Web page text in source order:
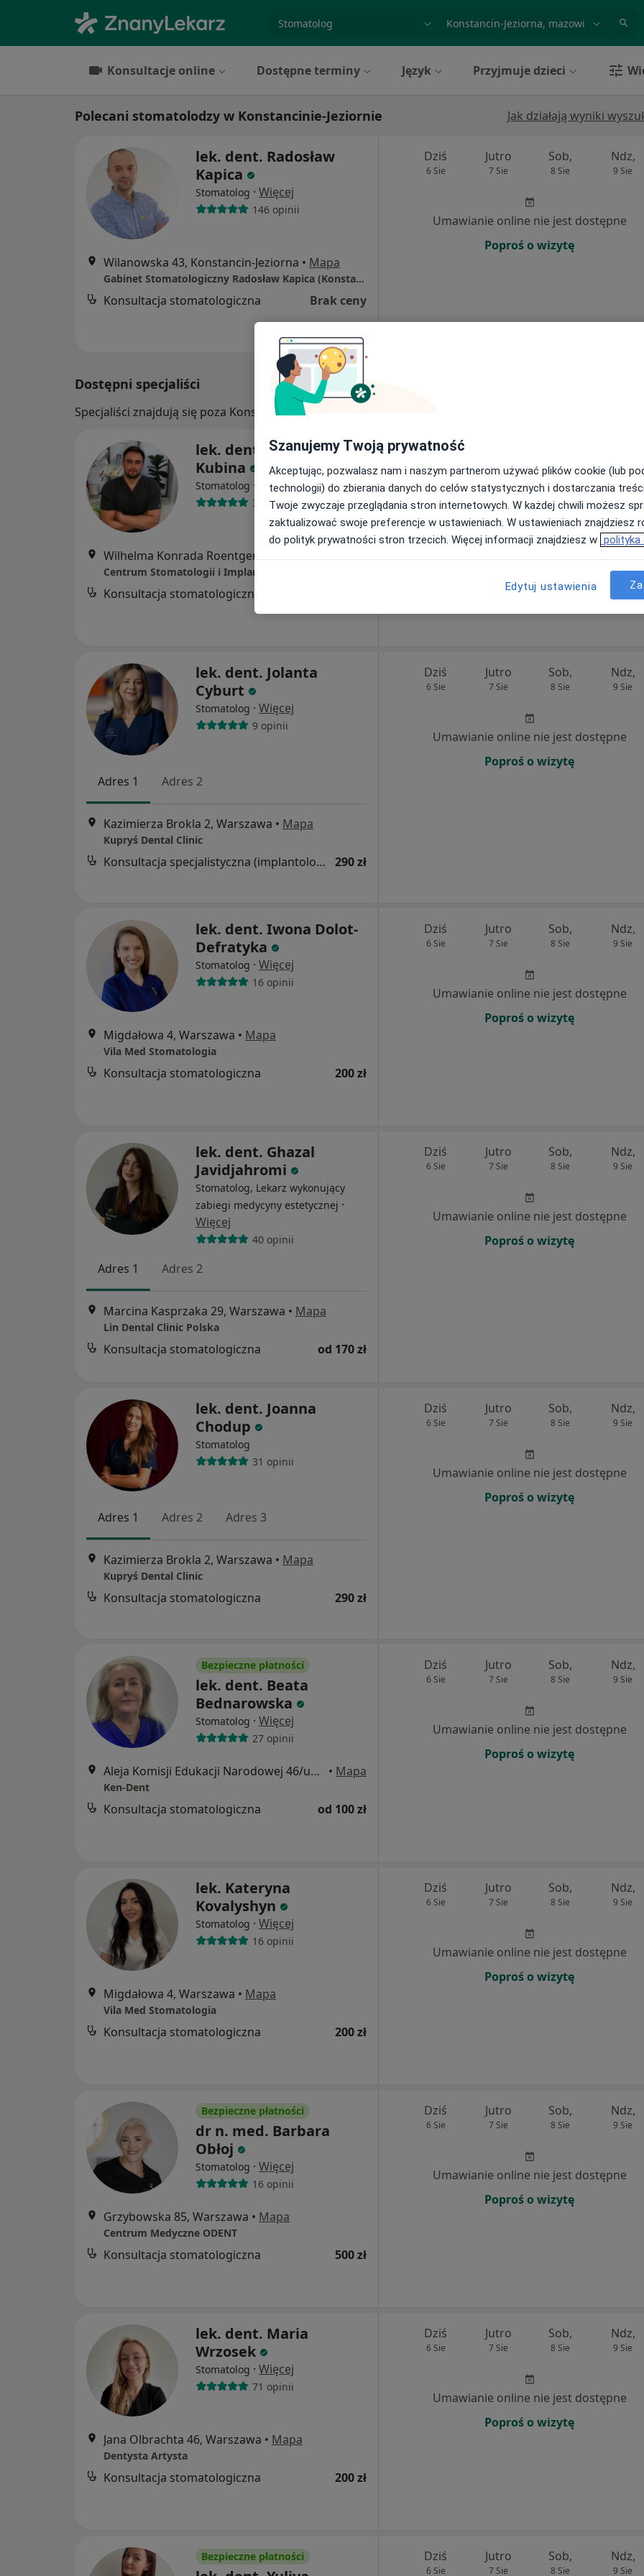
Konsultacje online Dostępne terminy Język Przyjmuje dzieci
Polecani stomatolodzy w Konstancinie-Jeziornie Jak działają wyniki
lek. dent. Radosław
Kapica
Stomatolog · Więcej
146 opinii
Wilanowska 43, Konstancin-Jeziorna • Mapa
Gabinet Stomatologiczny Radosław Kapica (Konstancin-Jeziorna)
Konsultacja stomatologiczna Brak ceny
Dziś
6 Sie
Jutro
7 Sie
Sob,
8 Sie
Ndz,
9 Sie
Umawianie online nie jest dostępne
Poproś o wizytę
Dostępni specjaliści
Specjaliści znajdują się poza Konstancin-Jeziorna, mazowieckie, w obszarach bliskich Twojemu
lek. dent. Mateusz
Kubina
Stomatolog · Więcej
382 opinie
Centrum Stomatologii i Implantologii
Konsultacja stomatologiczna
Dziś
8 Sie 9 Sie
Umawianie online nie jest dostępne
Poproś o wizytę
lek. dent. Jolanta
Cyburt
Stomatolog · Więcej
9 opinii
Adres 1 Adres 2
Kazimierza Brokla 2, Warszawa • Mapa
Kupryś Dental Clinic
Konsultacja specjalistyczna (implantologiczna, protetyczna) 290 zł
Dziś
6 Sie
Jutro
7 Sie
Sob,
8 Sie
Ndz,
9 Sie
Umawianie online nie jest dostępne
Poproś o wizytę
lek. dent. Iwona Dolot-
Defratyka
Stomatolog · Więcej
16 opinii
Migdałowa 4, Warszawa • Mapa
Vila Med Stomatologia
Konsultacja stomatologiczna 200 zł
Dziś
6 Sie
Jutro
7 Sie
Sob,
8 Sie
Ndz,
9 Sie
Umawianie online nie jest dostępne
Poproś o wizytę
lek. dent. Ghazal
Javidjahromi
Stomatolog, Lekarz wykonujący
zabiegi medycyny estetycznej ·
Więcej
40 opinii
Adres 1 Adres 2
Marcina Kasprzaka 29, Warszawa • Mapa
Lin Dental Clinic Polska
Konsultacja stomatologiczna od 170 zł
Dziś
6 Sie
Jutro
7 Sie
Sob,
8 Sie
Ndz,
9 Sie
Umawianie online nie jest dostępne
Poproś o wizytę
lek. dent. Joanna
Chodup
Stomatolog
31 opinii
Adres 1 Adres 2 Adres 3
Kazimierza Brokla 2, Warszawa • Mapa
Kupryś Dental Clinic
Konsultacja stomatologiczna 290 zł
Dziś
6 Sie
Jutro
7 Sie
Sob,
8 Sie
Ndz,
9 Sie
Umawianie online nie jest dostępne
Poproś o wizytę
Bezpieczne płatności
lek. dent. Beata
Bednarowska
Stomatolog · Więcej
27 opinii
Aleja Komisji Edukacji Narodowej 46/u7, Warszawa • Mapa
Ken-Dent
Konsultacja stomatologiczna od 100 zł
Dziś
6 Sie
Jutro
7 Sie
Sob,
8 Sie
Ndz,
9 Sie
Umawianie online nie jest dostępne
Poproś o wizytę
lek. Kateryna
Kovalyshyn
Stomatolog · Więcej
16 opinii
Migdałowa 4, Warszawa • Mapa
Vila Med Stomatologia
Konsultacja stomatologiczna 200 zł
Dziś
6 Sie
Jutro
7 Sie
Sob,
8 Sie
Ndz,
9 Sie
Umawianie online nie jest dostępne
Poproś o wizytę
Bezpieczne płatności
dr n. med. Barbara
Obłoj
Stomatolog · Więcej
16 opinii
Grzybowska 85, Warszawa • Mapa
Centrum Medyczne ODENT
Konsultacja stomatologiczna 500 zł
Dziś
6 Sie
Jutro
7 Sie
Sob,
8 Sie
Ndz,
9 Sie
Umawianie online nie jest dostępne
Poproś o wizytę
lek. dent. Maria
Wrzosek
Stomatolog · Więcej
71 opinii
Jana Olbrachta 46, Warszawa • Mapa
Dentysta Artysta
Konsultacja stomatologiczna 200 zł
Dziś
6 Sie
Jutro
7 Sie
Sob,
8 Sie
Ndz,
9 Sie
Umawianie online nie jest dostępne
Poproś o wizytę
Bezpieczne płatności Dziś
6 Sie
Jutro
7 Sie
Sob,
8 Sie
Ndz,
9 Sie
Szanujemy Twoją prywatność
Akceptując, pozwalasz nam i naszym partnerom używać plików cookie (lub
technologii) do zbierania danych do celów statystycznych i dostarczania
Twoje zwyczaje przeglądania stron internetowych. W każdej chwili możesz
zaktualizować swoje preferencje w ustawieniach. W ustawieniach znajdziesz
do polityk prywatności stron trzecich. Więcej informacji znajdziesz w polityka
Edytuj ustawienia